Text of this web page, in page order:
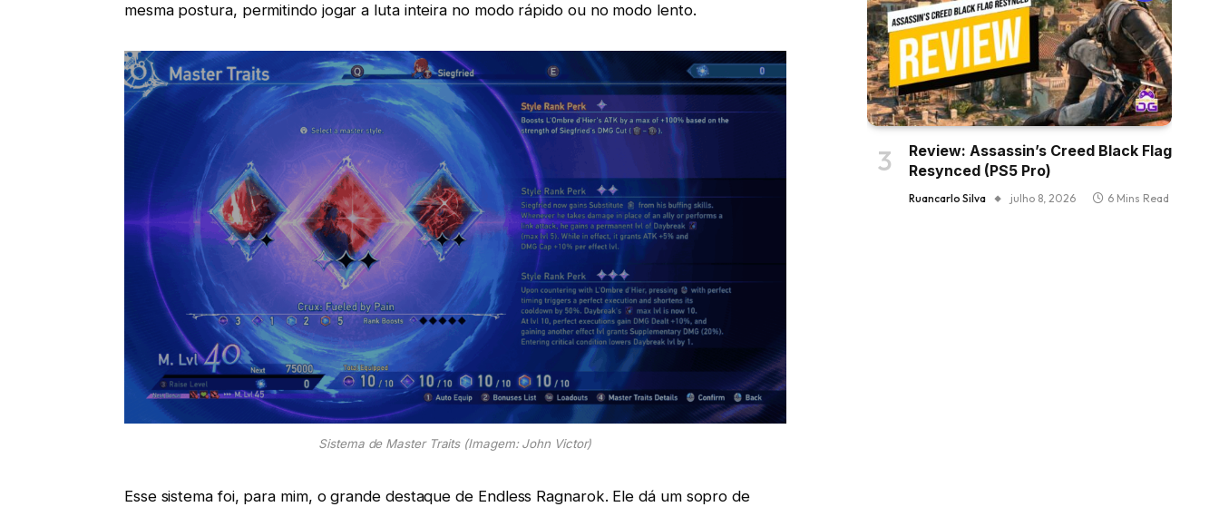
mesma postura, permitindo jogar a luta inteira no modo rápido ou no modo lento.
Sistema de Master Traits (Imagem: John Victor)
Esse sistema foi, para mim, o grande destaque de Endless Ragnarok. Ele dá um sopro de
Review: Assassin’s Creed Black Flag
Resynced (PS5 Pro)
Ruancarlo Silva julho 8, 2026 6 Mins Read